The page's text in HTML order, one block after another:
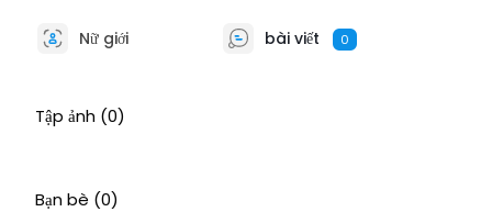
Nữ giới bài viết 0
Tập ảnh (0)
Bạn bè (0)